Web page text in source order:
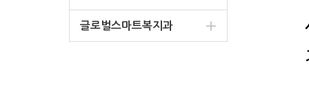
글로벌스마트복지과